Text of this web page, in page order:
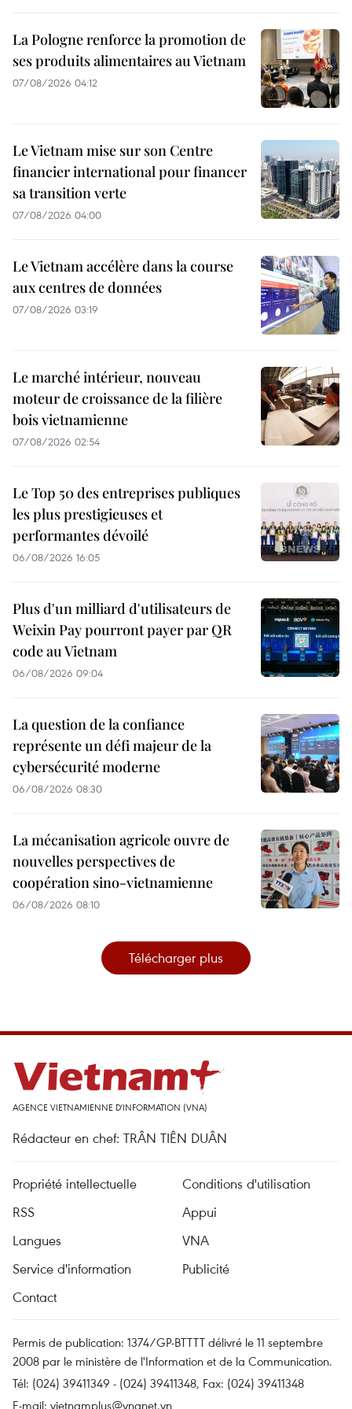
La Pologne renforce la promotion de
ses produits alimentaires au Vietnam
07/08/2026 04:12
Le Vietnam mise sur son Centre
financier international pour financer
sa transition verte
07/08/2026 04:00
Le Vietnam accélère dans la course
aux centres de données
07/08/2026 03:19
Le marché intérieur, nouveau
moteur de croissance de la filière
bois vietnamienne
07/08/2026 02:54
Le Top 50 des entreprises publiques
les plus prestigieuses et
performantes dévoilé
06/08/2026 16:05
Plus d'un milliard d'utilisateurs de
Weixin Pay pourront payer par QR
code au Vietnam
06/08/2026 09:04
La question de la confiance
représente un défi majeur de la
cybersécurité moderne
06/08/2026 08:30
La mécanisation agricole ouvre de
nouvelles perspectives de
coopération sino-vietnamienne
06/08/2026 08:10
Télécharger plus
AGENCE VIETNAMIENNE D'INFORMATION (VNA)
Rédacteur en chef: TRÂN TIÊN DUÂN
Propriété intellectuelle
Conditions d'utilisation
RSS
Appui
Langues
VNA
Service d'information
Publicité
Contact
Permis de publication: 1374/GP-BTTTT délivré le 11 septembre
2008 par le ministère de l'Information et de la Communication.
Tél: (024) 39411349 - (024) 39411348, Fax: (024) 39411348
E-mail: vietnamplus@vnanet.vn